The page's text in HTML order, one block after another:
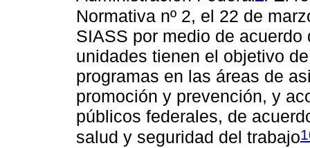
Normativa nº 2, el 22 de
SIASS por medio de
unidades tienen el objetivo
programas en las áreas de
promoción y prevención, y
públicos federales, de
salud y seguridad del trabajo